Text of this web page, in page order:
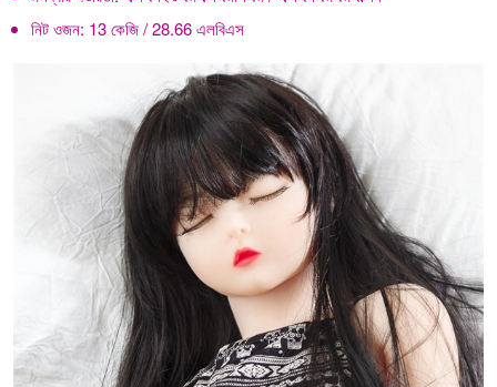
নিট ওজন: 13 কেজি / 28.66 এলবিএস